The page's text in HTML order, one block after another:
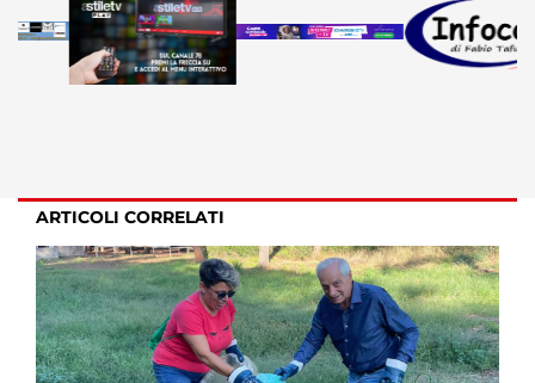
ARTICOLI CORRELATI